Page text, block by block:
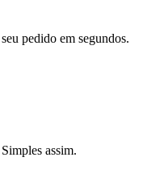
pedido em segundos.
assim.